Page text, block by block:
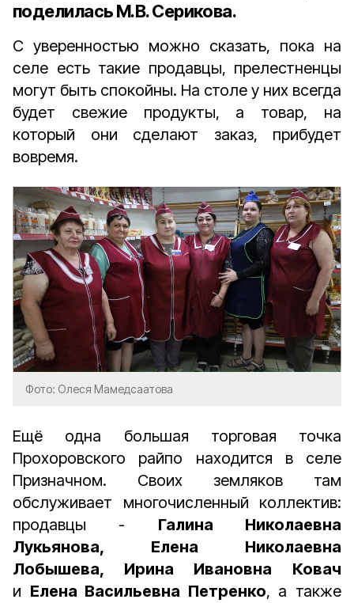
поделилась М.В. Серикова.
С уверенностью можно сказать, пока на
селе есть такие продавцы, прелестненцы
могут быть спокойны. На столе у них всегда
будет свежие продукты, а товар, на
который они сделают заказ, прибудет
вовремя.
Фото: Олеся Мамедсаатова
Ещё одна большая торговая точка
Прохоровского райпо находится в селе
Призначном. Своих земляков там
обслуживает многочисленный коллектив:
продавцы - Галина Николаевна
Лукьянова, Елена Николаевна
Лобышева, Ирина Ивановна Ковач
и Елена Васильевна Петренко, а также